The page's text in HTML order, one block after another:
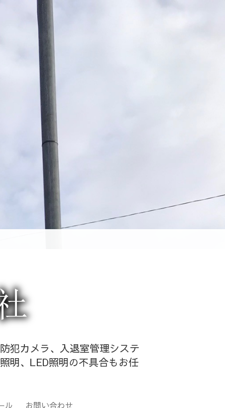
犯カメラ、入退室管理システ
明、LED照明の不具合もお任
ル お問い合わせ